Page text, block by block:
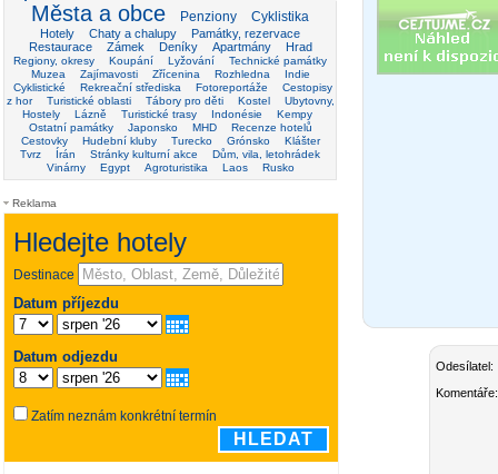
Města a obce Penziony Cyklistika
Hotely Chaty a chalupy
Památky, rezervace
Restaurace
Zámek Deníky Apartmány Hrad
Regiony, okresy Koupání Lyžování
Technické památky
Muzea
Zajímavosti Zřícenina Rozhledna
Indie
Cyklistické
Rekreační střediska Fotoreportáže
Cestopisy
z hor
Turistické oblasti Tábory pro děti Kostel
Ubytovny,
Hostely
Lázně Turistické trasy Indonésie
Kempy
Ostatní památky
Japonsko MHD
Recenze hotelů
Cestovky
Hudební kluby Turecko Grónsko
Klášter
Tvrz
Írán Stránky kulturní akce
Dům, vila, letohrádek
Vinárny
Egypt Agroturistika Laos Rusko
Reklama
Odesílatel:
Komentáře: